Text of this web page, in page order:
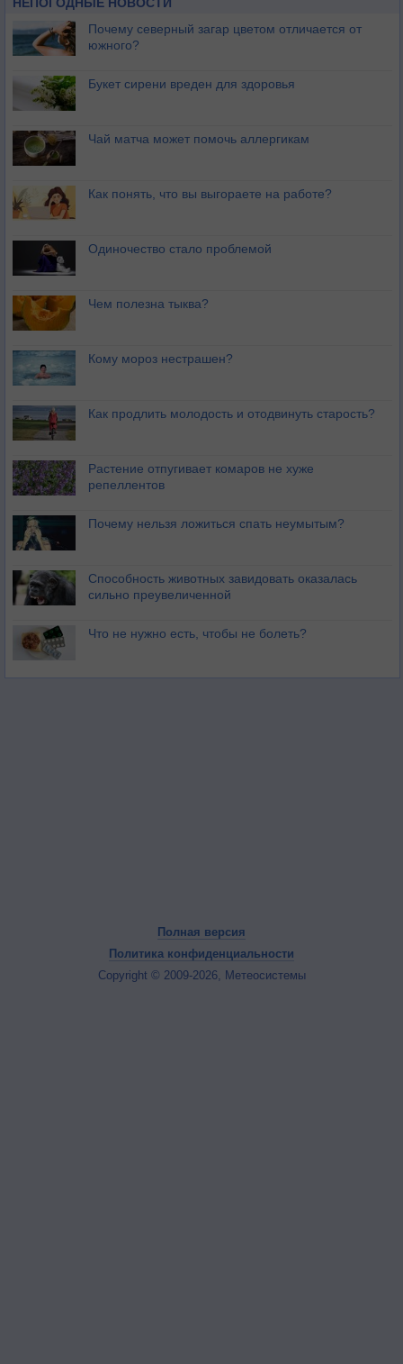
НЕПОГОДНЫЕ НОВОСТИ
Почему северный загар цветом отличается от
южного?
Букет сирени вреден для здоровья
Чай матча может помочь аллергикам
Как понять, что вы выгораете на работе?
Одиночество стало проблемой
Чем полезна тыква?
Кому мороз нестрашен?
Как продлить молодость и отодвинуть старость?
Растение отпугивает комаров не хуже
репеллентов
Почему нельзя ложиться спать неумытым?
Способность животных завидовать оказалась
сильно преувеличенной
Что не нужно есть, чтобы не болеть?
Полная версия
Политика конфиденциальности
Copyright © 2009-2026, Метеосистемы